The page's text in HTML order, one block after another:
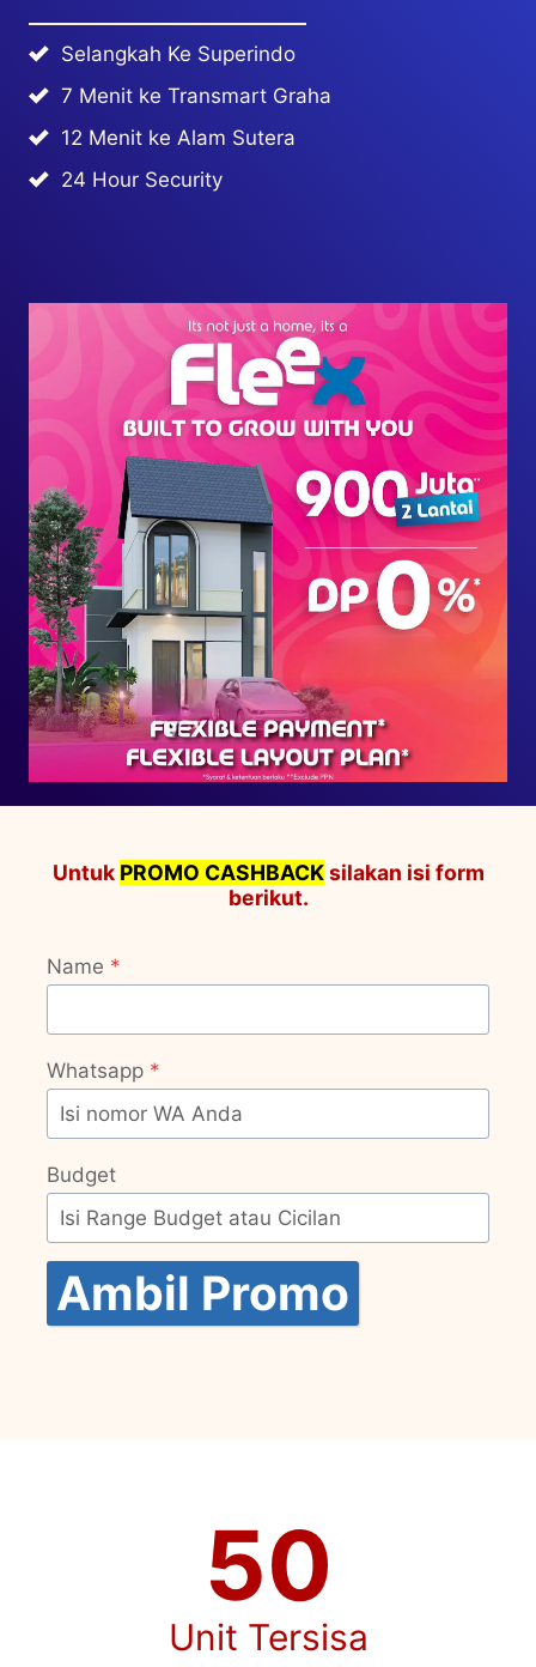
Selangkah Ke Superindo
7 Menit ke Transmart Graha
12 Menit ke Alam Sutera
24 Hour Security
Untuk PROMO CASHBACKsilakan isi form
berikut.
Name *
Whatsapp *
Budget
Ambil Promo
50
Unit Tersisa